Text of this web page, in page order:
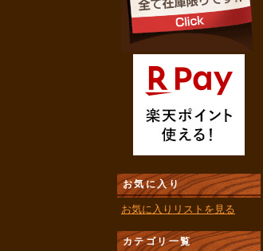
お気に入り
お気に入りリストを見る
カテゴリ一覧